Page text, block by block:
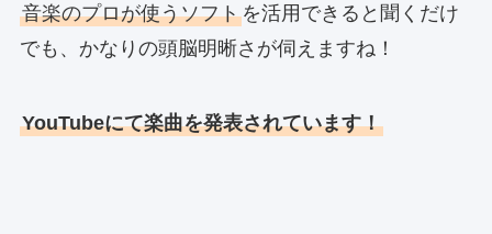
音楽のプロが使うソフトを活用できると聞くだけ
でも、かなりの頭脳明晰さが伺えますね！
YouTubeにて楽曲を発表されています！